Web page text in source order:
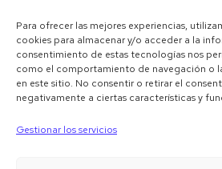
Para ofrecer las mejores experiencias,
cookies para almacenar y/o acceder a la
consentimiento de estas tecnologías nos
como el comportamiento de navegación o
en este sitio. No consentir o retirar el
negativamente a ciertas características y
Gestionar los servicios
Política de
Política de
Consentiment per al tractament